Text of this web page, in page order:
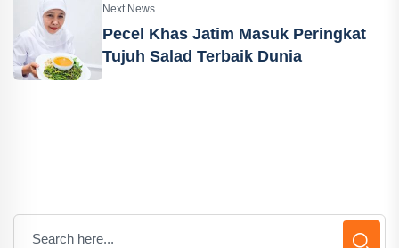
Next News
Pecel Khas Jatim Masuk Peringkat
Tujuh Salad Terbaik Dunia